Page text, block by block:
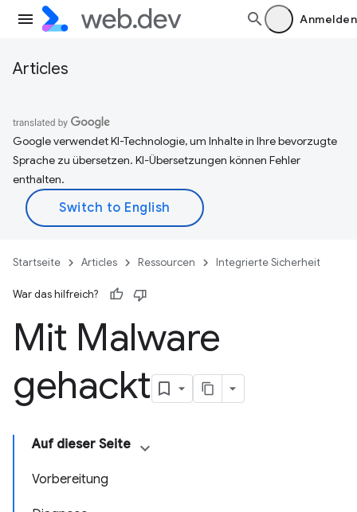
Anmelden
Articles
Google verwendet KI-Technologie, um Inhalte in Ihre bevorzugte
Sprache zu übersetzen. KI-Übersetzungen können Fehler
enthalten.
Startseite Articles Ressourcen Integrierte Sicherheit
War das hilfreich?
Mit Malware
gehackt
Auf dieser Seite
Vorbereitung